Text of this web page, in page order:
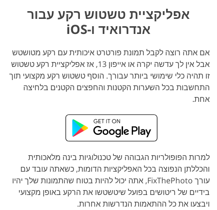
אפליקציית טשטוש רקע עבור
אנדרואיד ו-iOS
אם אתה רוצה לקבל תמונת פורטרט איכותית עם רקע מטושטש
אבל אין לך עדשה יקרה או אייפון 13, אז אפליקציית רקע טשטוש
זו תהיה כלי שימושי ביותר עבורך. הוסף טשטוש רקע מקצועי תוך
התחשבות בכל השערות הקטנות והחפצים הקטנים בלחיצה
אחת.
למרות הפופולריות הגבוהה של טכנולוגיות בינה מלאכותית
והכללתן הנפוצה בכל האפליקציות הדומות, כשאתה עובד עם
עורך FixThePhoto, אתה יכול להיות בטוח שהתמונות שלך יהיו
בידיים של ריטושים בפועל שיטשטשו את הרקע באופן מקצועי
ויבצעו את כל ההתאמות הנדרשות אחרות.